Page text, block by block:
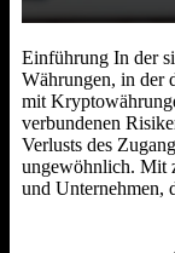
Einführung In der
Währungen, in der
mit
verbundenen
Verlusts des
ungewöhnlich. Mit
und Unternehmen,